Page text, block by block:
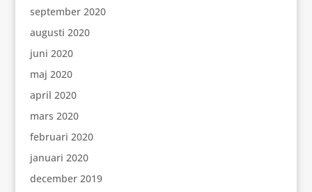
september 2020
augusti 2020
juni 2020
maj 2020
april 2020
mars 2020
februari 2020
januari 2020
december 2019